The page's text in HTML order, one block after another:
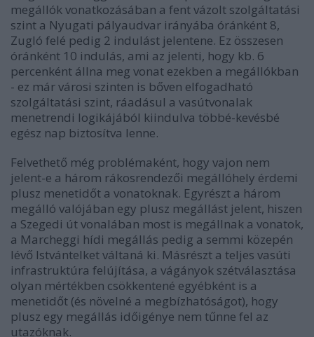
megállók vonatkozásában a fent vázolt szolgáltatási
szint a Nyugati pályaudvar irányába óránként 8,
Zugló felé pedig 2 indulást jelentene. Ez összesen
óránként 10 indulás, ami az jelenti, hogy kb. 6
percenként állna meg vonat ezekben a megállókban
- ez már városi szinten is bőven elfogadható
szolgáltatási szint, ráadásul a vasútvonalak
menetrendi logikájából kiindulva többé-kevésbé
egész nap biztosítva lenne.
Felvethető még problémaként, hogy vajon nem
jelent-e a három rákosrendezői megállóhely érdemi
plusz menetidőt a vonatoknak. Egyrészt a három
megálló valójában egy plusz megállást jelent, hiszen
a Szegedi út vonalában most is megállnak a vonatok,
a Marcheggi hídi megállás pedig a semmi közepén
lévő Istvántelket váltaná ki. Másrészt a teljes vasúti
infrastruktúra felújítása, a vágányok szétválasztása
olyan mértékben csökkentené egyébként is a
menetidőt (és növelné a megbízhatóságot), hogy
plusz egy megállás időigénye nem tűnne fel az
utazóknak.